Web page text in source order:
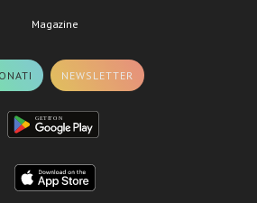
Magazine
NEWSLETTER